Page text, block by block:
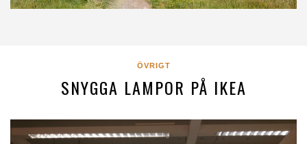
ÖVRIGT
SNYGGA LAMPOR PÅ IKEA